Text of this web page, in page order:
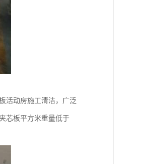
活动房施工清洁，广泛
芯板平方米重量低于